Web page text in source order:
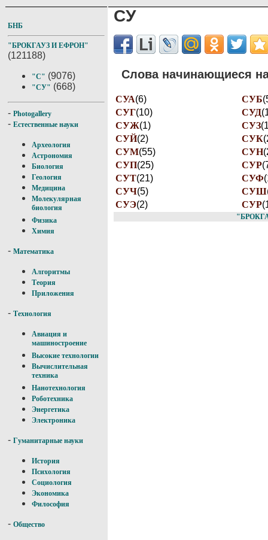
БНБ
"БРОКГАУЗ И ЕФРОН"
(121188)
"С" (9076)
"СУ" (668)
- Photogallery
- Естественные науки
Археология
Астрономия
Биология
Геология
Медицина
Молекулярная
биология
Физика
Химия
- Математика
Алгоритмы
Теория
Приложения
- Технология
Авиация и
машиностроение
Высокие технологии
Вычислительная
техника
Нанотехнология
Роботехника
Энергетика
Электроника
- Гуманитарные науки
История
Психология
Социология
Экономика
Философия
- Общество
СУ
Слова начинающиеся
СУА(6) СУБ
СУГ(10) СУД
СУЖ(1) СУЗ
СУЙ(2) СУК
СУМ(55) СУН
СУП(25) СУР
СУТ(21) СУФ
СУЧ(5) СУШ
СУЭ(2) СУP